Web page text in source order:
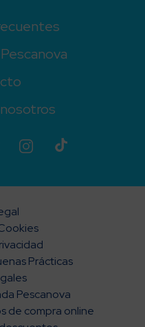
Prácticas
Pescanova
de compra online